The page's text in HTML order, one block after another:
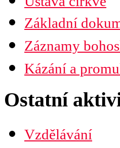
Preambule
Závěrečná ustanovení
Organizační uspořádání
Diecéze
Základní
Záznamy
Kázání a
Ostatní
Vzdělávání